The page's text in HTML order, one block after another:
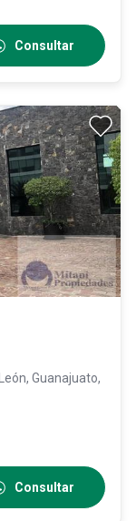
Consultar
León, Guanajuato,
Consultar